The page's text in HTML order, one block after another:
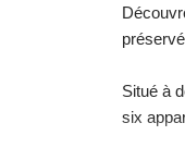
Situé à
six